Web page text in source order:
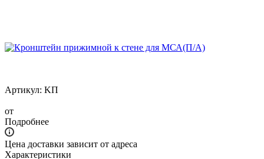
Артикул: KП
от
Подробнее
Цена доставки зависит от адреса
Характеристики